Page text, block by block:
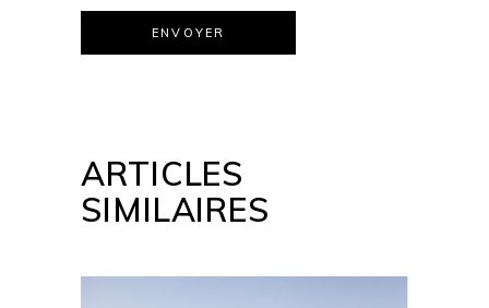
ENVOYER
ARTICLES
SIMILAIRES